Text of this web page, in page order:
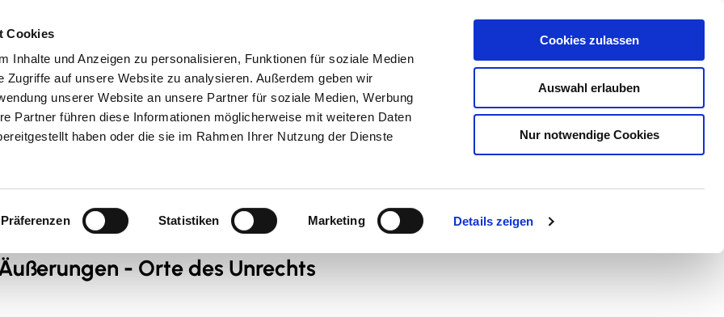
Cookies
Inhalte und Anzeigen zu personalisieren, Funktionen für soziale Medien
Zugriffe auf unsere Website zu analysieren. Außerdem geben wir
unserer Website an unsere Partner für soziale Medien, Werbung
Partner führen diese Informationen möglicherweise mit weiteren Daten
haben oder die sie im Rahmen Ihrer Nutzung der Dienste
Präferenzen Statistiken Marketing Details zeigen
Cookies zulassen
Auswahl erlauben
Nur notwendige Cookies
Genuss Suche Veranstaltungen
- Orte des Unrechts